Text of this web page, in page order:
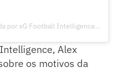
Uma publicação compartilhada por xG Football Intelligence (@xgfootball)
Alex
os motivos da